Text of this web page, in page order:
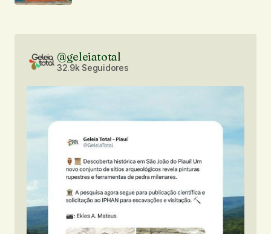
@geleiatotal
32.9k Seguidores